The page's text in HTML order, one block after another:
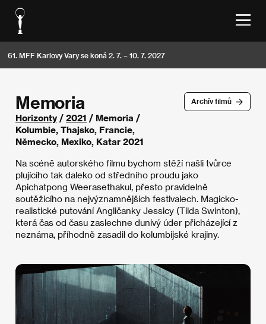
61. MFF Karlovy Vary se koná 2. 7. – 10. 7. 2027
Archív filmů
Memoria
Horizonty/ 2021 / Memoria /
Kolumbie, Thajsko, Francie,
Německo, Mexiko, Katar 2021
Na scéně autorského filmu bychom stěží našli tvůrce
plujícího tak daleko od středního proudu jako
Apichatpong Weerasethakul, přesto pravidelně
soutěžícího na nejvýznamnějších festivalech. Magicko-
realistické putování Angličanky Jessicy (Tilda Swinton),
která čas od času zaslechne dunivý úder přicházející z
neznáma, příhodně zasadil do kolumbijské krajiny.